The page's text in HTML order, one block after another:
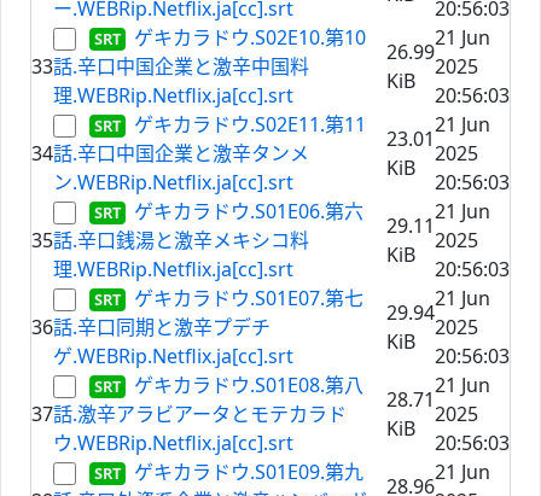
ー.WEBRip.Netflix.ja[cc].srt 20:56:03
33
ゲキカラドウ.S02E10.第10
話.辛口中国企業と激辛中国料
理.WEBRip.Netflix.ja[cc].srt
26.99
KiB
21 Jun
2025
20:56:03
34
ゲキカラドウ.S02E11.第11
話.辛口中国企業と激辛タンメ
ン.WEBRip.Netflix.ja[cc].srt
23.01
KiB
21 Jun
2025
20:56:03
35
ゲキカラドウ.S01E06.第六
話.辛口銭湯と激辛メキシコ料
理.WEBRip.Netflix.ja[cc].srt
29.11
KiB
21 Jun
2025
20:56:03
36
ゲキカラドウ.S01E07.第七
話.辛口同期と激辛プデチ
ゲ.WEBRip.Netflix.ja[cc].srt
29.94
KiB
21 Jun
2025
20:56:03
37
ゲキカラドウ.S01E08.第八
話.激辛アラビアータとモテカラド
ウ.WEBRip.Netflix.ja[cc].srt
28.71
KiB
21 Jun
2025
20:56:03
ゲキカラドウ.S01E09.第九
28.96
21 Jun